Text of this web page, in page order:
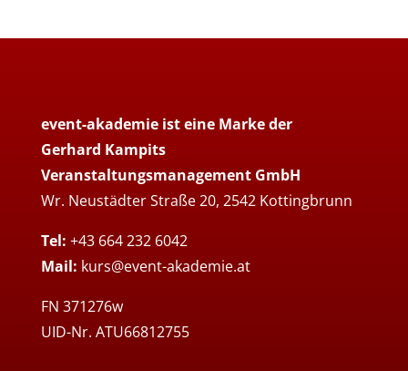
event-akademie ist eine Marke der
Gerhard Kampits
Veranstaltungsmanagement GmbH
Wr. Neustädter Straße 20, 2542 Kottingbrunn
Tel: +43 664 232 6042
Mail: kurs@event-akademie.at
FN 371276w
UID-Nr. ATU66812755